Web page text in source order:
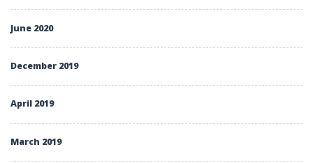
June 2020
December 2019
April 2019
March 2019